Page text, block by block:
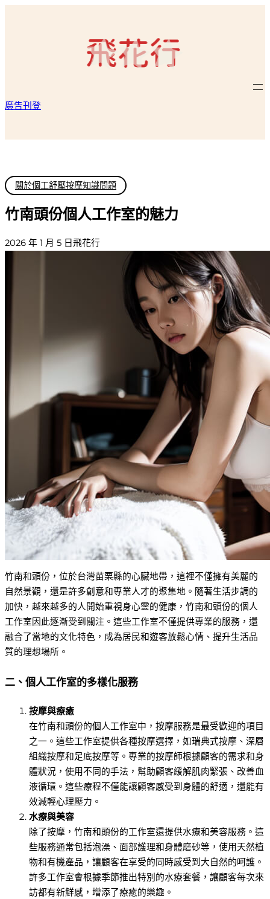
廣告刊登
關於個工舒壓按摩知識問題
竹南頭份個人工作室的魅力
2026 年 1 月 5 日飛花行
竹南和頭份，位於台灣苗栗縣的心臟地帶，這裡不僅擁有美麗的
自然景觀，還是許多創意和專業人才的聚集地。隨著生活步調的
加快，越來越多的人開始重視身心靈的健康，竹南和頭份的個人
工作室因此逐漸受到關注。這些工作室不僅提供專業的服務，還
融合了當地的文化特色，成為居民和遊客放鬆心情、提升生活品
質的理想場所。
二、個人工作室的多樣化服務
按摩與療癒
在竹南和頭份的個人工作室中，按摩服務是最受歡迎的項目
之一。這些工作室提供各種按摩選擇，如瑞典式按摩、深層
組織按摩和足底按摩等。專業的按摩師根據顧客的需求和身
體狀況，使用不同的手法，幫助顧客緩解肌肉緊張、改善血
液循環。這些療程不僅能讓顧客感受到身體的舒適，還能有
效減輕心理壓力。
水療與美容
除了按摩，竹南和頭份的工作室還提供水療和美容服務。這
些服務通常包括泡澡、面部護理和身體磨砂等，使用天然植
物和有機產品，讓顧客在享受的同時感受到大自然的呵護。
許多工作室會根據季節推出特別的水療套餐，讓顧客每次來
訪都有新鮮感，增添了療癒的樂趣。